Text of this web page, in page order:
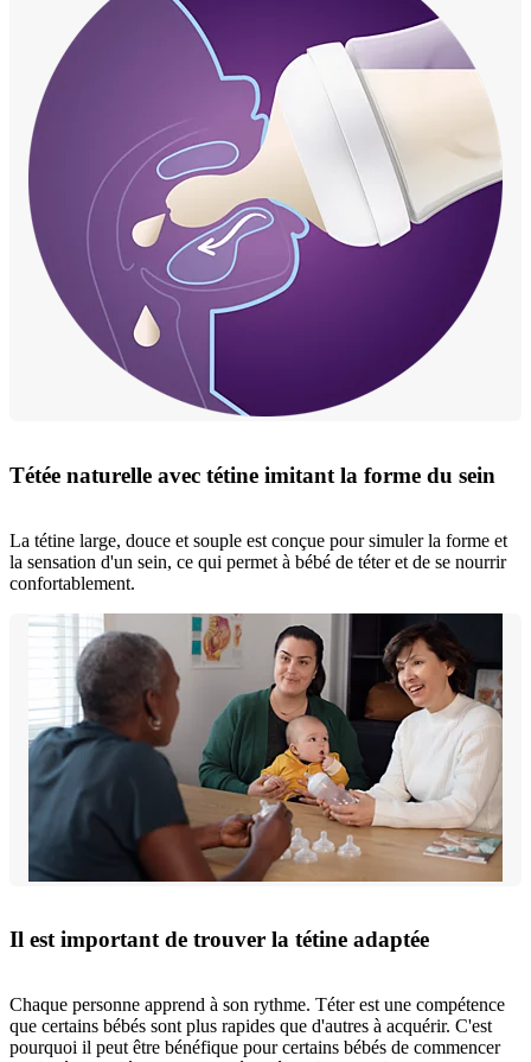
Tétée naturelle avec tétine imitant la forme du sein
La tétine large, douce et souple est conçue pour simuler la forme et
la sensation d'un sein, ce qui permet à bébé de téter et de se nourrir
confortablement.
Il est important de trouver la tétine adaptée
Chaque personne apprend à son rythme. Téter est une compétence
que certains bébés sont plus rapides que d'autres à acquérir. C'est
pourquoi il peut être bénéfique pour certains bébés de commencer